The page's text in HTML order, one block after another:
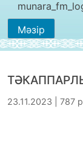
Мәзір
23.11.2023 | 787